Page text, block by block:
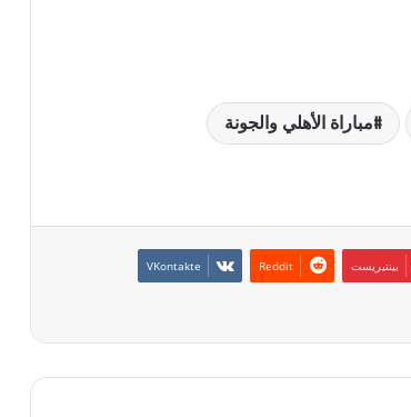
مباراة الأهلي والجونة
بينتيريست